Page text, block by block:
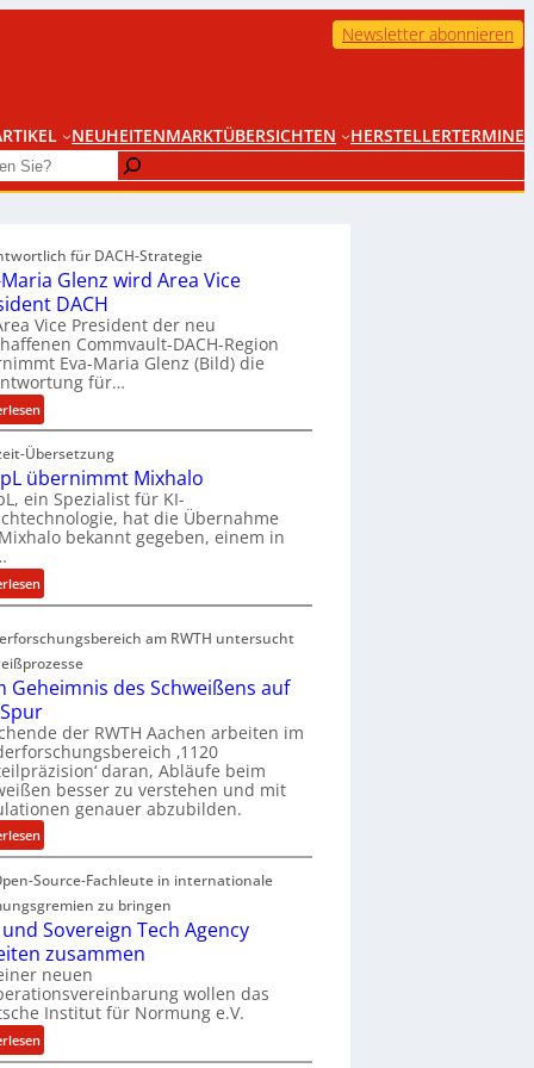
Newsletter abonnieren
NEUHEITENMARKTÜBERSICHTEN HERSTELLERTERMINE
für DACH-Strategie
Maria Glenz wird Area Vice
DACH
Vice President der neu
Commvault-DACH-Region
Eva-Maria Glenz (Bild) die
für…
:
E
v
a
-
M
a
r
i
a
G
e
z
w
i
r
d
A
r
e
a
V
c
e
P
r
Übersetzung
übernimmt Mixhalo
ein Spezialist für KI-
hat die Übernahme
bekannt gegeben, einem in
:
D
p
L
b
e
r
n
m
m
M
h
a
o
am RWTH untersucht
Geheimnis des Schweißens auf
der RWTH Aachen arbeiten im
‚1120
daran, Abläufe beim
besser zu verstehen und mit
genauer abzubilden.
:
D
e
m
G
e
h
e
m
n
Source-Fachleute in internationale
zu bringen
Sovereign Tech Agency
zusammen
neuen
wollen das
Institut für Normung e.V.
:
D